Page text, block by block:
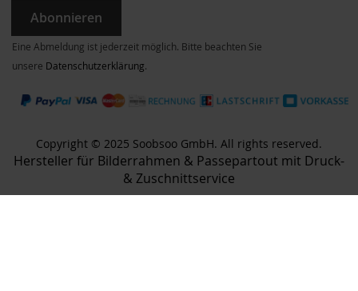
Abonnieren
Eine Abmeldung ist jederzeit möglich. Bitte beachten Sie
unsere Datenschutzerklärung.
Copyright © 2025 Soobsoo GmbH. All rights reserved.
Hersteller für Bilderrahmen & Passepartout mit Druck-
& Zuschnittservice